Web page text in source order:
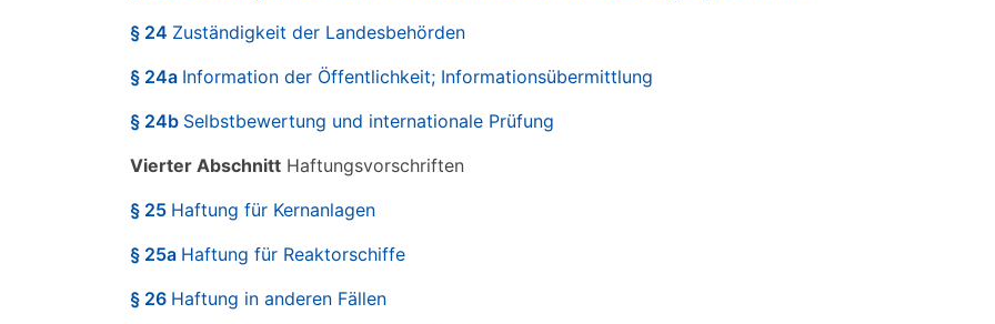
§ 24 Zuständigkeit der Landesbehörden
§ 24a Information der Öffentlichkeit; Informationsübermittlung
§ 24b Selbstbewertung und internationale Prüfung
Vierter Abschnitt Haftungsvorschriften
§ 25 Haftung für Kernanlagen
§ 25a Haftung für Reaktorschiffe
§ 26 Haftung in anderen Fällen